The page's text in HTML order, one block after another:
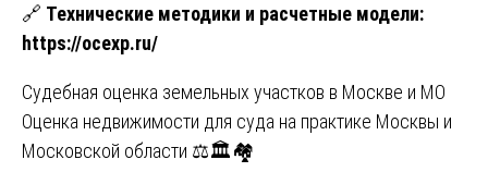
🔗 Технические методики и расчетные модели:
https://ocexp.ru/
Навигация
по
Судебная оценка земельных участков в Москве и МО
Оценка недвижимости для суда на практике Москвы и
Московской области ⚖️🏛️🏘